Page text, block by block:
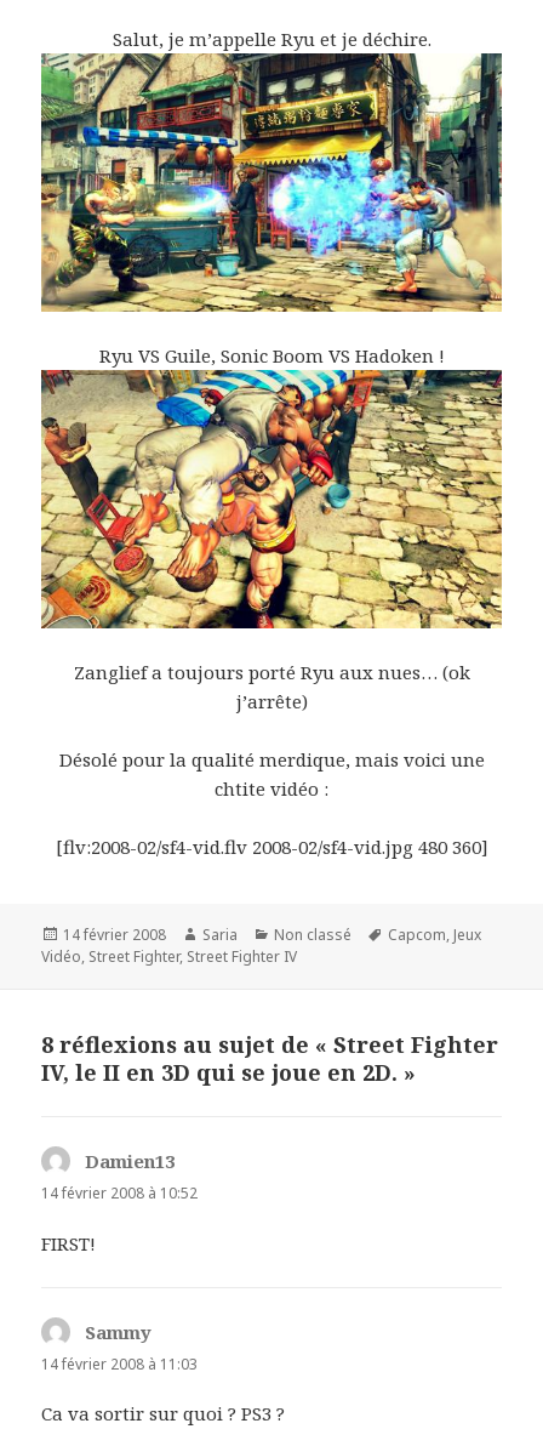
Salut, je m’appelle Ryu et je déchire.
Ryu VS Guile, Sonic Boom VS Hadoken !
Zanglief a toujours porté Ryu aux nues… (ok
j’arrête)
Désolé pour la qualité merdique, mais voici une
chtite vidéo :
[flv:2008-02/sf4-vid.flv 2008-02/sf4-vid.jpg 480 360]
Publié
le
14 février 2008 Auteur
Saria Catégories
Non classé
Mots-
Capcom, Jeux
Vidéo, Street Fighter, Street Fighter IV
8 réflexions au sujet de « Street Fighter
IV, le II en 3D qui se joue en 2D. »
Damien13
14 février 2008 à 10:52
FIRST!
Sammy
14 février 2008 à 11:03
Ca va sortir sur quoi ? PS3 ?